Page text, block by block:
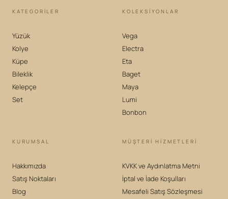
KATEGORILER
Yüzük
Kolye
Küpe
Bileklik
Kelepçe
Set
KOLEKSIYONLAR
Vega
Electra
Eta
Baget
Maya
Lumi
Bonbon
KURUMSAL
Hakkımızda
Satış Noktaları
Blog
MÜŞTERİ HİZMETLERİ
KVKK ve Aydınlatma Metni
İptal ve İade Koşulları
Mesafeli Satış Sözleşmesi